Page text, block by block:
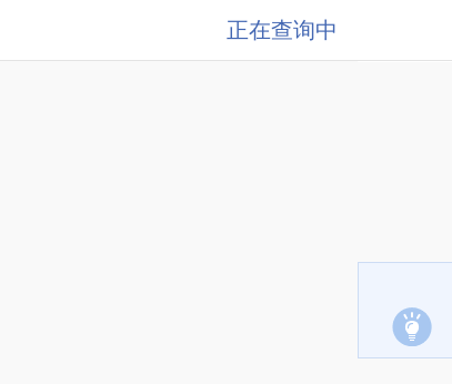
正在查询中